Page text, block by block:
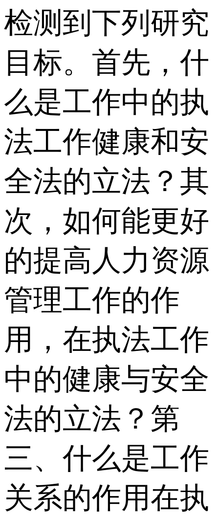
检测到下列研究
目标。首先，什
么是工作中的执
法工作健康和安
全法的立法？其
次，如何能更好
的提高人力资源
管理工作的作
用，在执法工作
中的健康与安全
法的立法？第
三、什么是工作
关系的作用在执